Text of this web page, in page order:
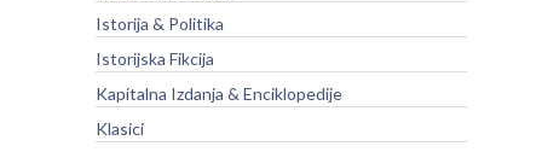
Istorija & Politika
Istorijska Fikcija
Kapitalna Izdanja & Enciklopedije
Klasici